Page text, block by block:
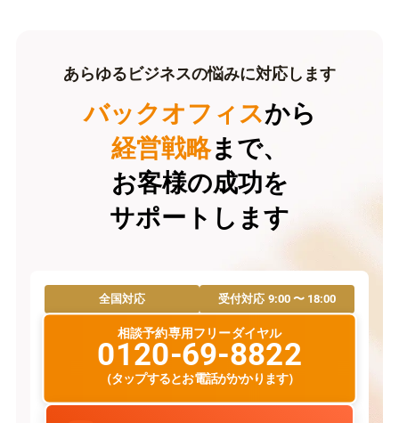
あらゆるビジネスの悩みに対応します
バックオフィスから
経営戦略まで、
お客様の成功を
サポートします
全国対応 受付対応9:00 〜 18:00
相談予約専用フリーダイヤル
0120-69-8822
（タップするとお電話がかかります）